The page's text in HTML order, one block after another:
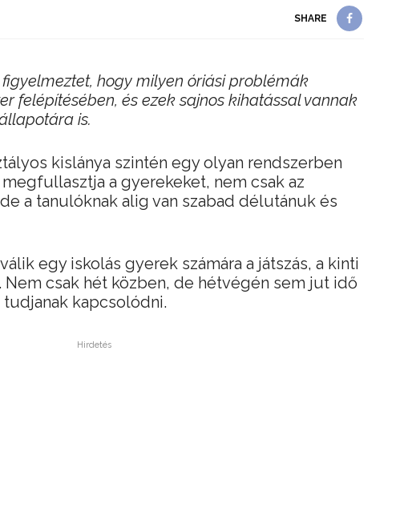
SHARE
hogy milyen óriási problémák
felépítésében, és ezek sajnos kihatással vannak
is.
kislánya szintén egy olyan rendszerben
a gyerekeket, nem csak az
a tanulóknak alig van szabad délutánuk és
egy iskolás gyerek számára a játszás, a kinti
Nem csak hét közben, de hétvégén sem jut idő
kapcsolódni.
Hirdetés